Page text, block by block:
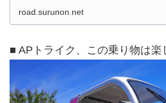
なかなか難しいですね
road.surunon.net
■ APトライク、この乗り物は楽